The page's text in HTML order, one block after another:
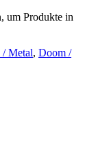
um Produkte in
/ Metal, Doom /